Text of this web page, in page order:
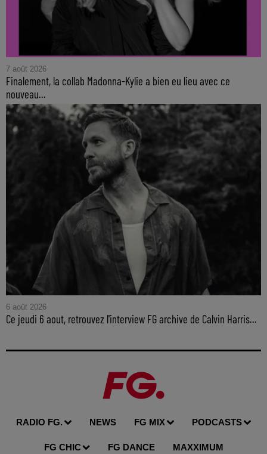
7 août 2026
Finalement, la collab Madonna-Kylie a bien eu lieu avec ce
nouveau...
6 août 2026
Ce jeudi 6 aout, retrouvez l'interview FG archive de Calvin Harris...
RADIO FG. NEWS FG MIX PODCASTS
FG CHIC FG DANCE MAXXIMUM